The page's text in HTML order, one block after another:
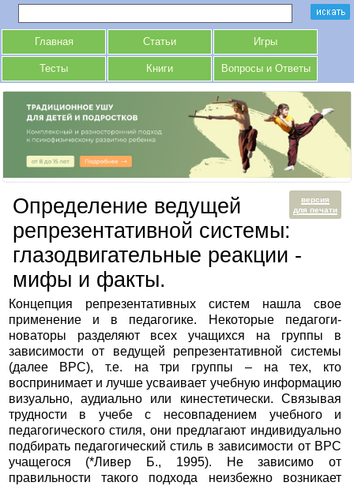
Главная Статьи Игры
Тесты Книги Вопросы и Ответы
версия
для печати
Определение ведущей
репрезентативной системы:
глазодвигательные реакции -
мифы и факты.
Концепция репрезентативных систем нашла свое
применение и в педагогике. Некоторые педагоги-
новаторы разделяют всех учащихся на группы в
зависимости от ведущей репрезентативной системы
(далее ВРС), т.е. на три группы – на тех, кто
воспринимает и лучше усваивает учебную информацию
визуально, аудиально или кинестетически. Связывая
трудности в учебе с несовпадением учебного и
педагогического стиля, они предлагают индивидуально
подбирать педагогический стиль в зависимости от ВРС
учащегося (*Ливер Б., 1995). Не зависимо от
правильности такого подхода неизбежно возникает